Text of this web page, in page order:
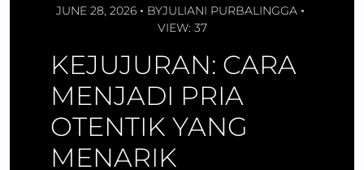
JUNE 28, 2026 BYJULIANI PURBALINGGA
VIEW: 37
KEJUJURAN: CARA
MENJADI PRIA
OTENTIK YANG
MENARIK